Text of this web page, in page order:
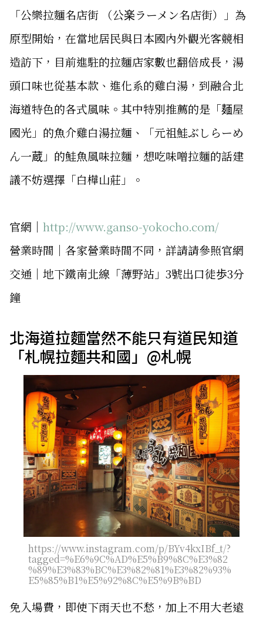
「公樂拉麵名店街 （公楽ラーメン名店街）」為
原型開始，在當地居民與日本國內外觀光客競相
造訪下，目前進駐的拉麵店家數也翻倍成長，湯
頭口味也從基本款、進化系的雞白湯，到融合北
海道特色的各式風味。其中特別推薦的是「麺屋
國光」的魚介雞白湯拉麵、「元祖鮭ぶしらーめ
ん一蔵」的鮭魚風味拉麵，想吃味噌拉麵的話建
議不妨選擇「白樺山莊」。
官網｜ http://www.ganso-yokocho.com/
營業時間｜各家營業時間不同，詳請請參照官網
交通｜地下鐵南北線「薄野站」3號出口徒歩3分
鐘
北海道拉麵當然不能只有道民知道
「札幌拉麵共和國」@札幌
https://www.instagram.com/p/BYv4kxIBf_t/?
tagged=%E6%9C%AD%E5%B9%8C%E3%82
%89%E3%83%BC%E3%82%81%E3%82%93%
E5%85%B1%E5%92%8C%E5%9B%BD
免入場費，即使下雨天也不愁，加上不用大老遠